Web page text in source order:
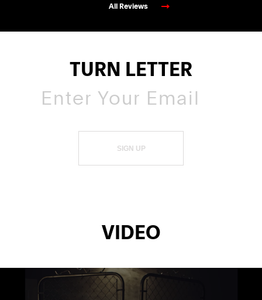
All Reviews
TURN LETTER
SIGN UP
VIDEO